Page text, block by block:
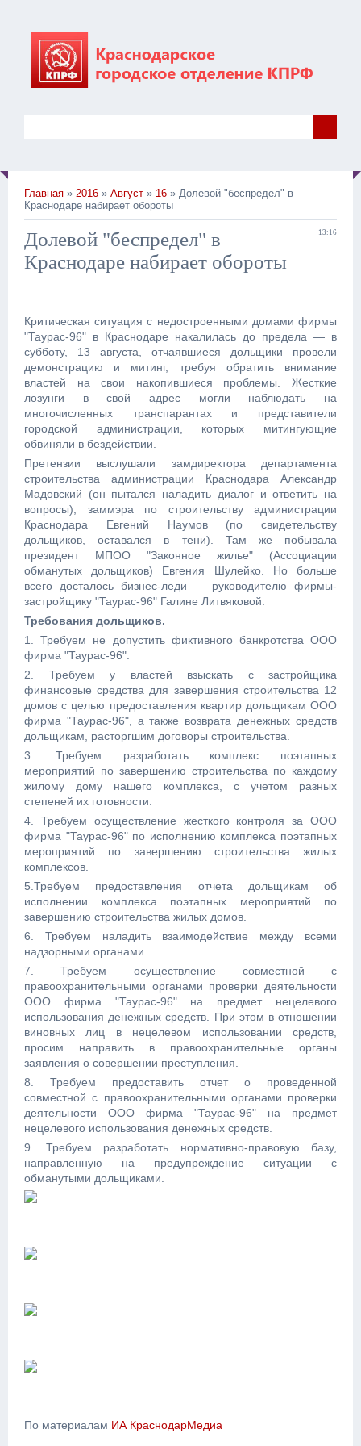
Главная » 2016 » Август » 16 » Долевой "беспредел" в
Краснодаре набирает обороты
13:16
Долевой "беспредел" в
Краснодаре набирает обороты
Критическая ситуация с недостроенными домами фирмы
"Таурас-96" в Краснодаре накалилась до предела — в
субботу, 13 августа, отчаявшиеся дольщики провели
демонстрацию и митинг, требуя обратить внимание
властей на свои накопившиеся проблемы. Жесткие
лозунги в свой адрес могли наблюдать на
многочисленных транспарантах и представители
городской администрации, которых митингующие
обвиняли в бездействии.
Претензии выслушали замдиректора департамента
строительства администрации Краснодара Александр
Мадовский (он пытался наладить диалог и ответить на
вопросы), заммэра по строительству администрации
Краснодара Евгений Наумов (по свидетельству
дольщиков, оставался в тени). Там же побывала
президент МПОО "Законное жилье" (Ассоциации
обманутых дольщиков) Евгения Шулейко. Но больше
всего досталось бизнес-леди — руководителю фирмы-
застройщику "Таурас-96" Галине Литвяковой.
Требования дольщиков.
1. Требуем не допустить фиктивного банкротства ООО
фирма "Таурас-96".
2. Требуем у властей взыскать с застройщика
финансовые средства для завершения строительства 12
домов с целью предоставления квартир дольщикам ООО
фирма "Таурас-96", а также возврата денежных средств
дольщикам, расторгшим договоры строительства.
3. Требуем разработать комплекс поэтапных
мероприятий по завершению строительства по каждому
жилому дому нашего комплекса, с учетом разных
степеней их готовности.
4. Требуем осуществление жесткого контроля за ООО
фирма "Таурас-96" по исполнению комплекса поэтапных
мероприятий по завершению строительства жилых
комплексов.
5.Требуем предоставления отчета дольщикам об
исполнении комплекса поэтапных мероприятий по
завершению строительства жилых домов.
6. Требуем наладить взаимодействие между всеми
надзорными органами.
7. Требуем осуществление совместной с
правоохранительными органами проверки деятельности
ООО фирма "Таурас-96" на предмет нецелевого
использования денежных средств. При этом в отношении
виновных лиц в нецелевом использовании средств,
просим направить в правоохранительные органы
заявления о совершении преступления.
8. Требуем предоставить отчет о проведенной
совместной с правоохранительными органами проверки
деятельности ООО фирма "Таурас-96" на предмет
нецелевого использования денежных средств.
9. Требуем разработать нормативно-правовую базу,
направленную на предупреждение ситуации с
обманутыми дольщиками.
По материалам ИА КраснодарМедиа